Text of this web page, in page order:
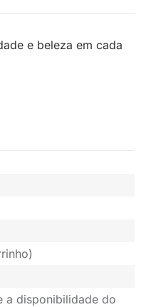
e beleza em cada
a disponibilidade do